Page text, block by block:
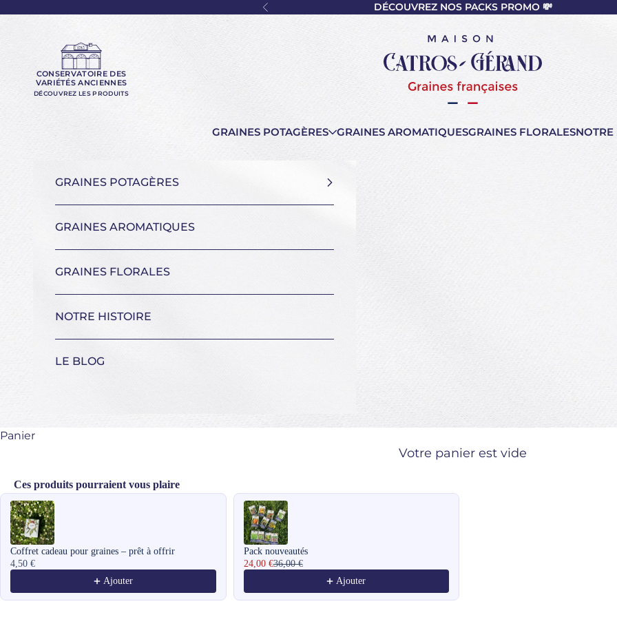
Précédent DÉCOUVREZ NOS PACKS PROMO 💸
Maison Catros-Gérand
CONSERVATOIRE DES
VARIÉTÉS ANCIENNES
DÉCOUVREZ LES PRODUITS
GRAINES POTAGÈRES GRAINES AROMATIQUESGRAINES FLORALESNOTRE
GRAINES POTAGÈRES
GRAINES AROMATIQUES
GRAINES FLORALES
NOTRE HISTOIRE
LE BLOG
Panier
Votre panier est vide
Ces produits pourraient vous plaire
Use the Previous and Next buttons to navigate through product recommendations, or scroll horizontally to view more products.
Coffret cadeau pour graines – prêt à offrir
4,50 €
Ajouter
Pack nouveautés
24,00 €36,00 €
Ajouter